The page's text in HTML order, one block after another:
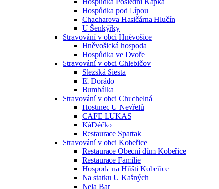
Hospůdka Poslední Kapka
Hospůdka pod Lípou
Chacharova Hasičárna Hlučín
U Šenkýřky
Stravování v obci Hněvošice
Hněvošická hospoda
Hospůdka ve Dvoře
Stravování v obci Chlebičov
Slezská Siesta
El Dorádo
Bumbálka
Stravování v obci Chuchelná
Hostinec U Nevřelů
CAFE LUKAS
KáDéčko
Restaurace Spartak
Stravování v obci Kobeřice
Restaurace Obecní dům Kobeřice
Restaurace Familie
Hospoda na Hřišti Kobeřice
Na statku U Kašných
Nela Bar